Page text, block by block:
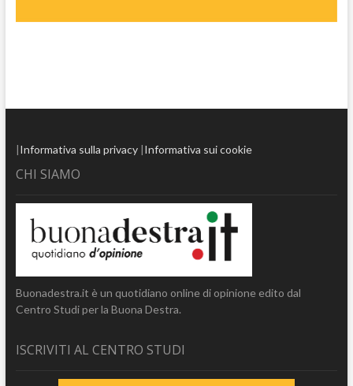
|Informativa sulla privacy|Informativa sui cookie
CHI SIAMO
Buonadestra.it è un quotidiano online di opinione edito dal
Centro Studi per la Buona Destra.
ISCRIVITI AL CENTRO STUDI